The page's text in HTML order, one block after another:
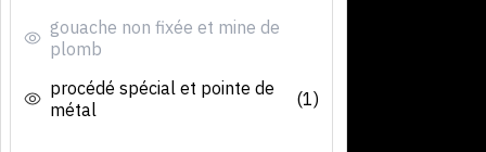
gouache non fixée et mine de
plomb
procédé spécial et pointe de
métal
(1)